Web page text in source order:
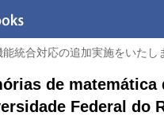
統合対応の追加実施をいたし
de matemática
Federal do